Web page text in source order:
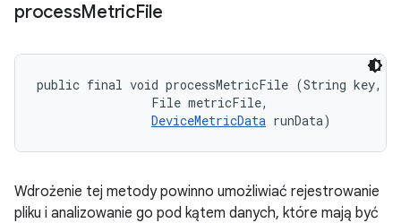
processMetricFile
public final void processMetricFile (String key,
                File metricFile,
DeviceMetricData runData)
Wdrożenie tej metody powinno umożliwiać rejestrowanie
pliku i analizowanie go pod kątem danych, które mają być